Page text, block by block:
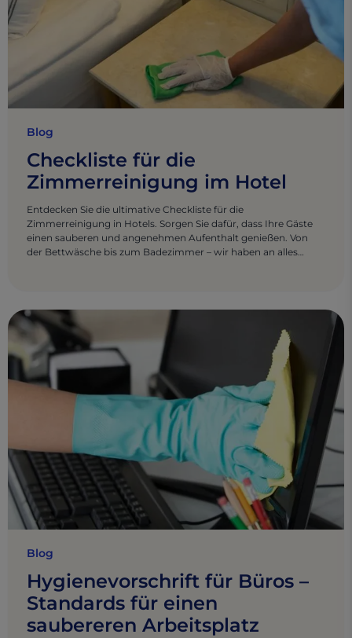
Blog
Checkliste für die
Zimmerreinigung im Hotel
Entdecken Sie die ultimative Checkliste für die
Zimmerreinigung in Hotels. Sorgen Sie dafür, dass Ihre Gäste
einen sauberen und angenehmen Aufenthalt genießen. Von
der Bettwäsche bis zum Badezimmer – wir haben an alles
Blog
Hygienevorschrift für Büros –
Standards für einen
saubereren Arbeitsplatz